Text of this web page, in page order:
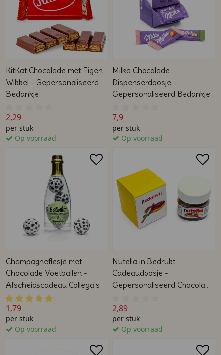
KitKat Chocolade met Eigen
Wikkel - Gepersonaliseerd
Bedankje
2,29
per stuk
Op voorraad
Milka Chocolade
Dispenserdoosje -
Gepersonaliseerd Bedankje
7,9
per stuk
Op voorraad
Champagneflesje met
Chocolade Voetballen -
Afscheidscadeau Collega's
1,79
per stuk
Op voorraad
Nutella in Bedrukt
Cadeaudoosje -
Gepersonaliseerd Chocolade
2,89
per stuk
Op voorraad